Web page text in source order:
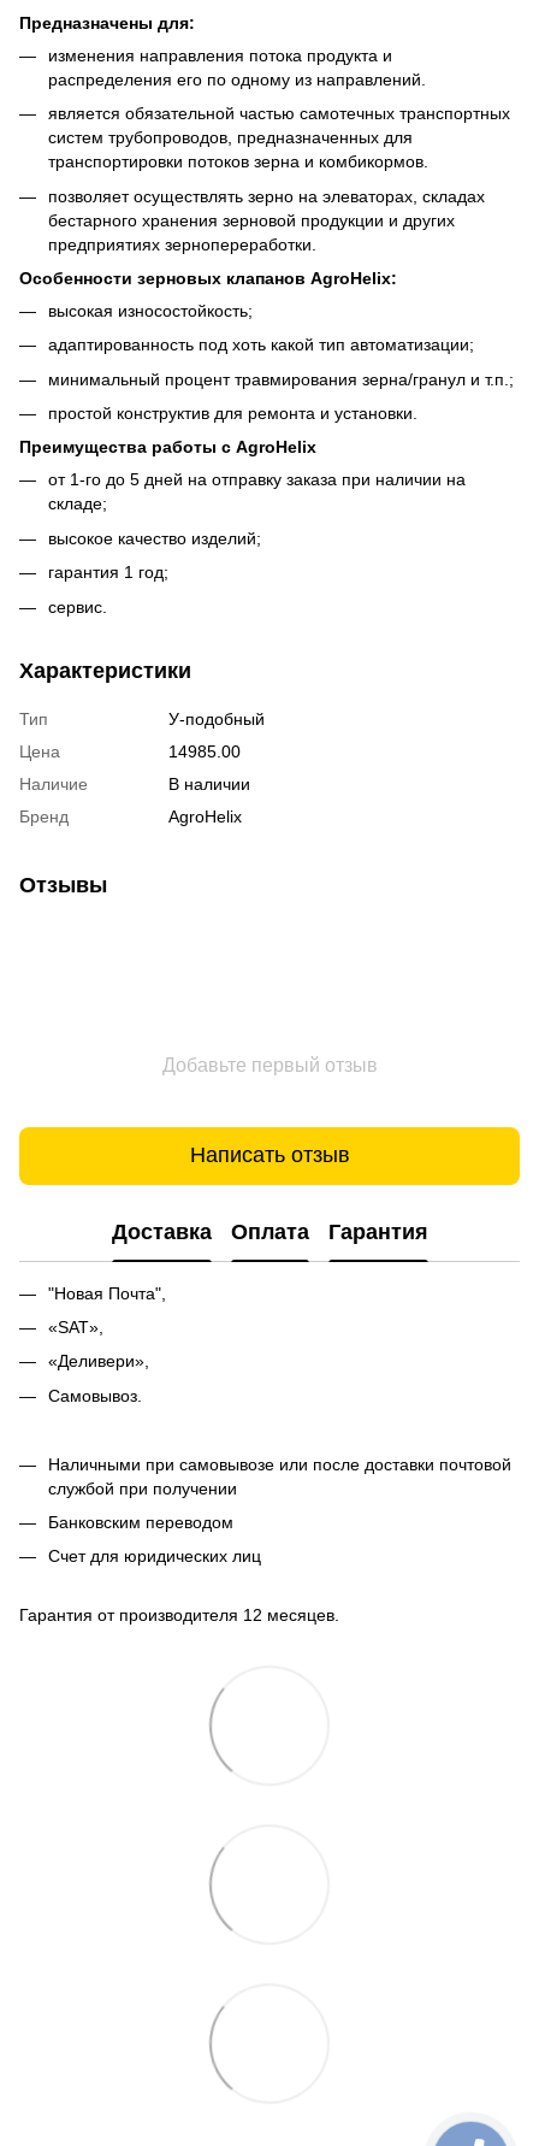
Предназначены для:
изменения направления потока продукта и
распределения его по одному из направлений.
является обязательной частью самотечных транспортных
систем трубопроводов, предназначенных для
транспортировки потоков зерна и комбикормов.
позволяет осуществлять зерно на элеваторах, складах
бестарного хранения зерновой продукции и других
предприятиях зернопереработки.
Особенности зерновых клапанов AgroHelix:
высокая износостойкость;
адаптированность под хоть какой тип автоматизации;
минимальный процент травмирования зерна/гранул и т.п.;
простой конструктив для ремонта и установки.
Преимущества работы с AgroHelix
от 1-го до 5 дней на отправку заказа при наличии на
складе;
высокое качество изделий;
гарантия 1 год;
сервис.
Характеристики
Тип
У-подобный
Цена
14985.00
Наличие
В наличии
Бренд
AgroHelix
Отзывы
Добавьте первый отзыв
Написать отзыв
Доставка Оплата Гарантия
"Новая Почта",
«SAT»,
«Деливери»,
Самовывоз.
Наличными при самовывозе или после доставки почтовой
службой при получении
Банковским переводом
Счет для юридических лиц
Гарантия от производителя 12 месяцев.